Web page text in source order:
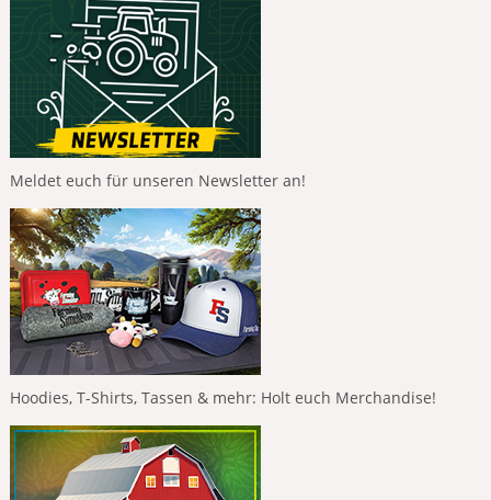
Meldet euch für unseren Newsletter an!
Hoodies, T-Shirts, Tassen & mehr: Holt euch Merchandise!